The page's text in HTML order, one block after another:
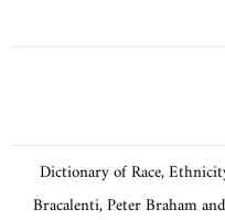
Dictionary of Race,
Bracalenti, Peter Braham